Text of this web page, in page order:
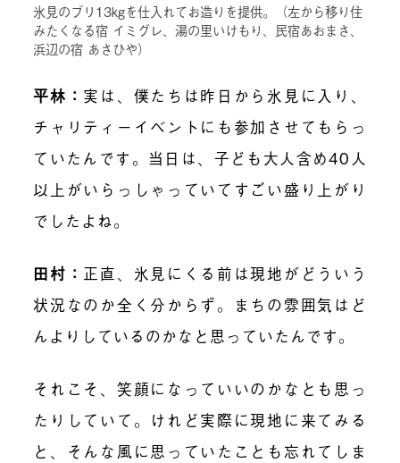
氷見のブリ13kgを仕入れてお造りを提供。（左から移り住
みたくなる宿 イミグレ、湯の里いけもり、民宿あおまさ、
浜辺の宿 あさひや）
平林： 実は、僕たちは昨日から氷見に入り、
チャリティーイベントにも参加させてもらっ
ていたんです。当日は、子ども大人含め40人
以上がいらっしゃっていてすごい盛り上がり
でしたよね。
田村： 正直、氷見にくる前は現地がどういう
状況なのか全く分からず。まちの雰囲気はど
んよりしているのかなと思っていたんです。
それこそ、笑顔になっていいのかなとも思っ
たりしていて。けれど実際に現地に来てみる
と、そんな風に思っていたことも忘れてしま